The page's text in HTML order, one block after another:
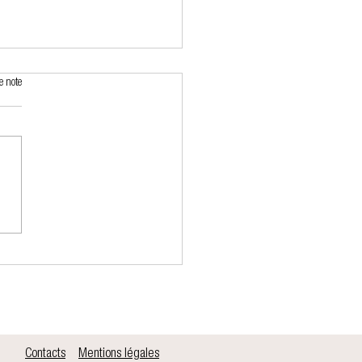
note
Contacts Mentions légales